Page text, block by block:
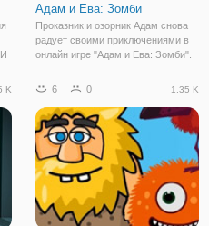
Адам и Ева: Зомби
Проказник и озорник Адам снова
радует своими приключениями в
онлайн игре "Адам и Ева: Зомби".
приключений мы оказываемся в
зомби. Теперь Адаму вновь
придется применить свою
K 6 0 1.35 K